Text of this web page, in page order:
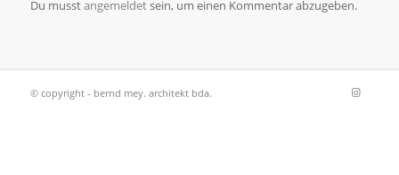
Du musstangemeldetsein, um einen Kommentar abzugeben.
© copyright - bernd mey. architekt bda.